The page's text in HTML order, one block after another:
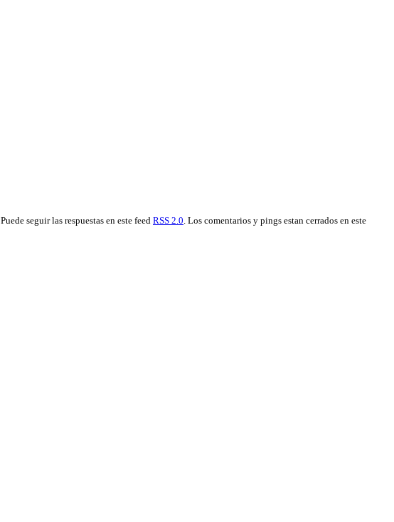
. Puede seguir las respuestas en este feed RSS 2.0 . Los comentarios y pings estan cerrados en este